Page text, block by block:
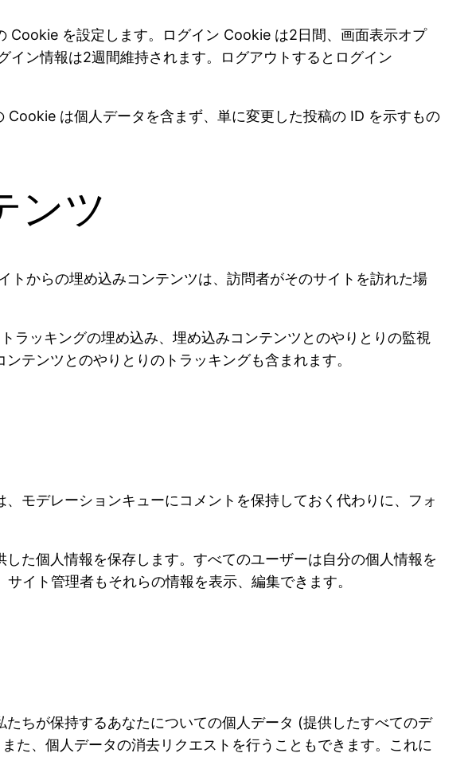
Cookie を設定します。ログイン Cookie は2日間、画面表示オプ
ン情報は2週間維持されます。ログアウトするとログイン
は個人データを含まず、単に変更した投稿の ID を示すもの
ンツ
からの埋め込みコンテンツは、訪問者がそのサイトを訪れた場
ラッキングの埋め込み、埋め込みコンテンツとのやりとりの監視
テンツとのやりとりのトラッキングも含まれます。
モデレーションキューにコメントを保持しておく代わりに、フォ
た個人情報を保存します。すべてのユーザーは自分の個人情報を
イト管理者もそれらの情報を表示、編集できます。
ちが保持するあなたについての個人データ (提供したすべてのデ
た、個人データの消去リクエストを行うこともできます。これに